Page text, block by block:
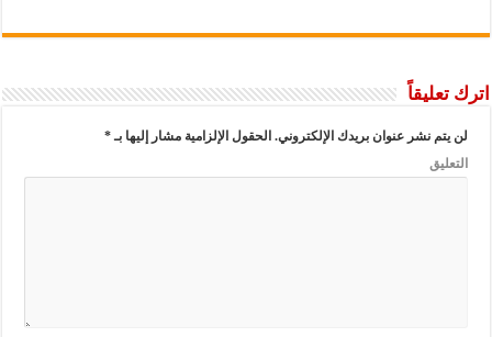
اترك تعليقاً
لن يتم نشر عنوان بريدك الإلكتروني. الحقول الإلزامية مشار إليها بـ*
التعليق